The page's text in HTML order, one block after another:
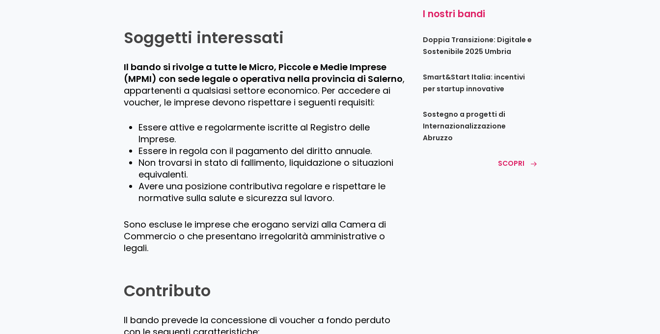
Soggetti interessati
Il bando si rivolge a tutte le Micro, Piccole e Medie Imprese
(MPMI) con sede legale o operativa nella provincia di Salerno,
appartenenti a qualsiasi settore economico. Per accedere ai
voucher, le imprese devono rispettare i seguenti requisiti:
Essere attive e regolarmente iscritte al Registro delle
Imprese.
Essere in regola con il pagamento del diritto annuale.
Non trovarsi in stato di fallimento, liquidazione o situazioni
equivalenti.
Avere una posizione contributiva regolare e rispettare le
normative sulla salute e sicurezza sul lavoro.
Sono escluse le imprese che erogano servizi alla Camera di
Commercio o che presentano irregolarità amministrative o
legali.
Contributo
Il bando prevede la concessione di voucher a fondo perduto
I nostri bandi
Doppia Transizione: Digitale e
Sostenibile 2025 Umbria
Smart&Start Italia: incentivi
per startup innovative
Sostegno a progetti di
Internazionalizzazione
Abruzzo
SCOPRI